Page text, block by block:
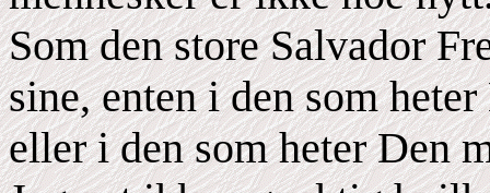
Som den store Salvador
sine, enten i den som
eller i den som heter Den